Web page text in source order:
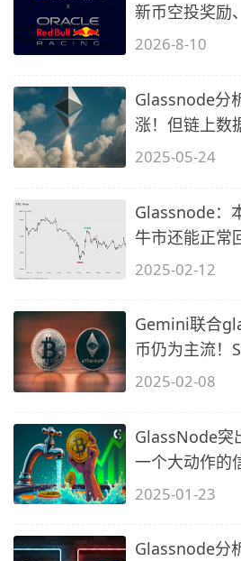
新币空投奖励
得…
2026-8-10
Glassnode分
涨！但链上数
元
2025-05-24
Glassnode：
牛市还能正常
2025-02-12
Gemini联合
币仍为主流！
幅达295
2025-02-08
GlassNode突
一个大动作的
2025-01-23
Glassnode分